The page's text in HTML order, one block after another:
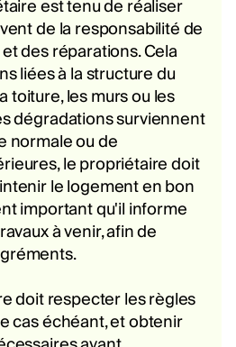
est tenu de réaliser
de la responsabilité de
des réparations. Cela
liées à la structure du
toiture, les murs ou les
dégradations surviennent
normale ou de
le propriétaire doit
le logement en bon
important qu'il informe
à venir, afin de
doit respecter les règles
cas échéant, et obtenir